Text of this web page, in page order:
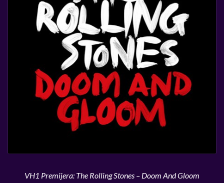
VH1 Premijera: The Rolling Stones – Doom And Gloom